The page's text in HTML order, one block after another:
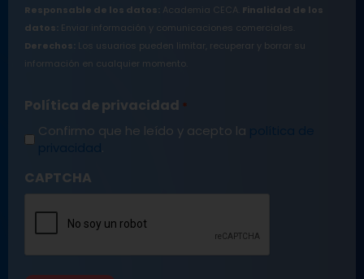
Responsable de los datos: Academia CECA. Finalidad de los
datos: Enviar información y comunicaciones comerciales.
Derechos: Los usuarios pueden limitar, recuperar y borrar su
información en cualquier momento.
Política de privacidad *
Confirmo que he leído y acepto la
.
CAPTCHA